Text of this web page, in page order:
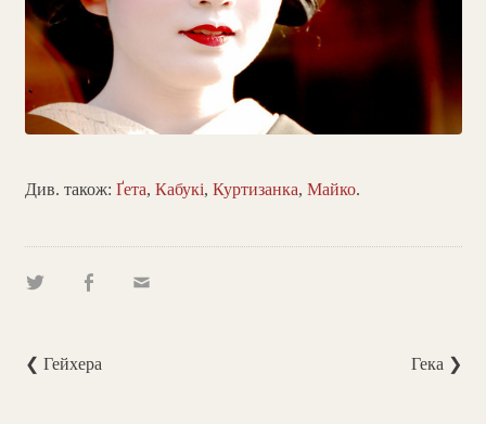
Див. також: Ґета, Кабукі, Куртизанка, Майко.
❮ Гейхера Гека ❯